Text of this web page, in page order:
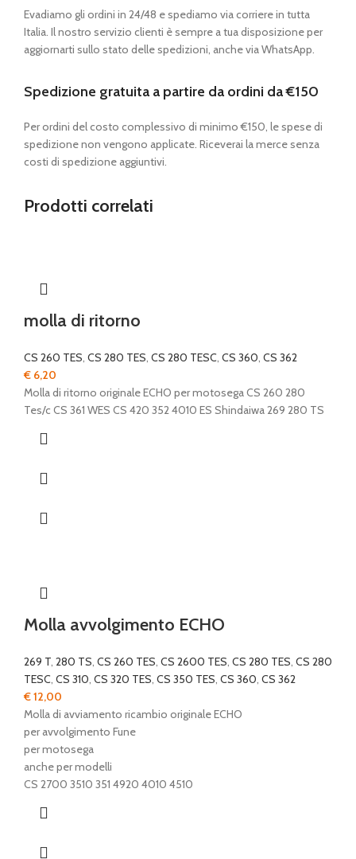
Evadiamo gli ordini in 24/48 e spediamo via corriere in tutta
Italia. Il nostro servizio clienti è sempre a tua disposizione per
aggiornarti sullo stato delle spedizioni, anche via WhatsApp.
Spedizione gratuita a partire da ordini da €150
Per ordini del costo complessivo di minimo €150, le spese di
spedizione non vengono applicate. Riceverai la merce senza
costi di spedizione aggiuntivi.
Prodotti correlati
molla di ritorno
CS 260 TES, CS 280 TES, CS 280 TESC, CS 360, CS 362
€ 6,20
Molla di ritorno originale ECHO per motosega CS 260 280
Tes/c CS 361 WES CS 420 352 4010 ES Shindaiwa 269 280 TS
Molla avvolgimento ECHO
269 T, 280 TS, CS 260 TES, CS 2600 TES, CS 280 TES, CS 280
TESC, CS 310, CS 320 TES, CS 350 TES, CS 360, CS 362
€12,00
Molla di avviamento ricambio originale ECHO
per avvolgimento Fune
per motosega
anche per modelli
CS 2700 3510 351 4920 4010 4510